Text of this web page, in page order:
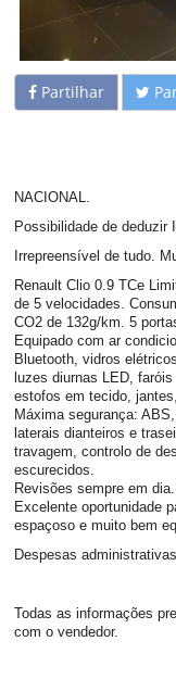
Partilhar
NACIONAL.
Possibilidade de deduzir
Irrepreensível de tudo.
Renault Clio 0.9 TCe
de 5 velocidades.
CO2 de 132g/km. 5
Equipado com ar
Bluetooth, vidros
luzes diurnas LED,
estofos em tecido,
Máxima segurança:
laterais dianteiros e
travagem, controlo de
escurecidos.
Revisões sempre em
Excelente oportunidade
espaçoso e muito bem
Despesas
Todas as informações
com o vendedor.